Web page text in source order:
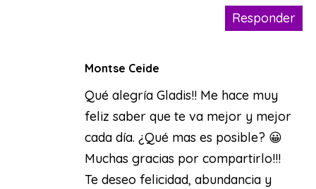
Responder
Montse Ceide
Qué alegría Gladis!! Me hace muy
feliz saber que te va mejor y mejor
cada día. ¿Qué mas es posible? 😀
Muchas gracias por compartirlo!!!
Te deseo felicidad, abundancia y